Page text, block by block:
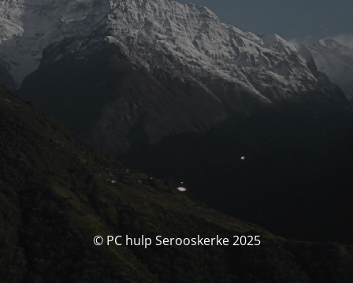
© PC hulp Serooskerke 2025